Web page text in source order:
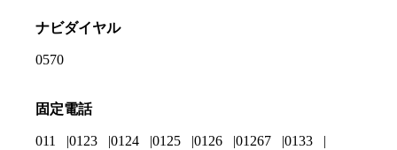
ナビダイヤル
0570
固定電話
011 0123 0124 0125 0126 01267
0133